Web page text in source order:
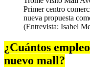
Primer centro
nueva propuesta
(Entrevista: Isabel
¿Cuántos
nuevo mall?